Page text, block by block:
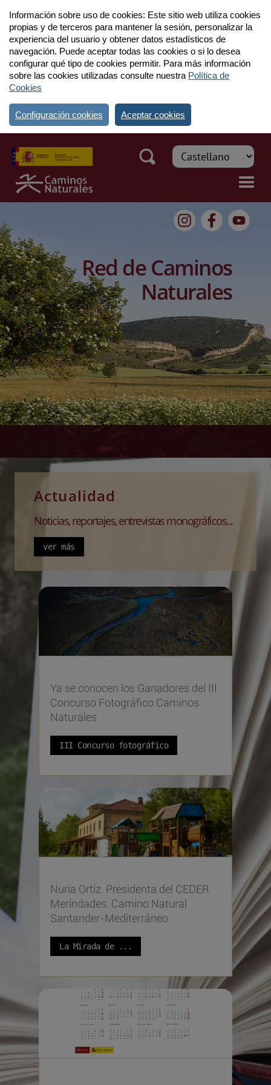
Información sobre uso de cookies: Este sitio web utiliza cookies
propias y de terceros para mantener la sesión, personalizar la
experiencia del usuario y obtener datos estadísticos de
navegación. Puede aceptar todas las cookies o si lo desea
configurar qué tipo de cookies permitir. Para más información
sobre las cookies utilizadas consulte nuestra Política de
Cookies
Configuración cookies Aceptar cookies
Red de Caminos
Naturales
Actualidad
Noticias, reportajes, entrevistas monográficos...
ver más
Ya se conocen los Ganadores del III
Concurso Fotográfico Caminos
Naturales
III Concurso fotográfico
Nuria Ortiz. Presidenta del CEDER
Merindades. Camino Natural
Santander-Mediterráneo.
La Mirada de ...